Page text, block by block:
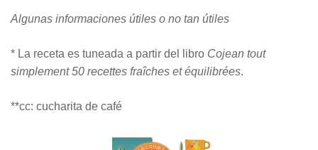
Algunas informaciones útiles o no tan útiles
* La receta es tuneada a partir del libro Cojean tout
simplement 50 recettes fraîches et équilibrées.
**cc: cucharita de café